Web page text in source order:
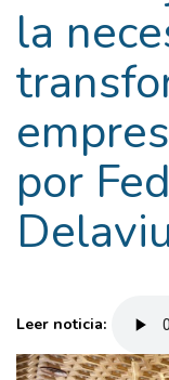
la
por
Leer noticia: